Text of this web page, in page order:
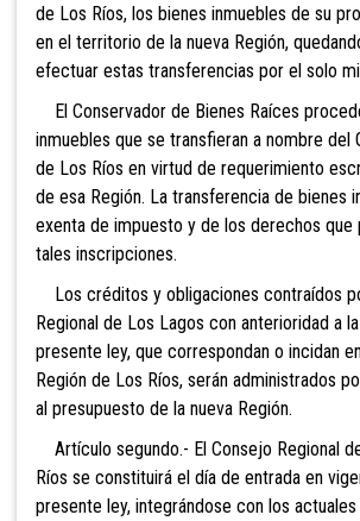
de Los Ríos, los bienes inmuebles de su
en el territorio de la nueva Región,
efectuar estas transferencias por el solo
El Conservador de Bienes Raíces
inmuebles que se transfieran a nombre del
de Los Ríos en virtud de requerimiento
de esa Región. La transferencia de bienes
exenta de impuesto y de los derechos que
tales inscripciones.
Los créditos y obligaciones contraídos
Regional de Los Lagos con anterioridad a
presente ley, que correspondan o incidan
Región de Los Ríos, serán administrados
al presupuesto de la nueva Región.
Artículo segundo.- El Consejo Regional
Ríos se constituirá el día de entrada en
presente ley, integrándose con los